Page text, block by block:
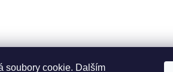
soubory cookie. Dalším